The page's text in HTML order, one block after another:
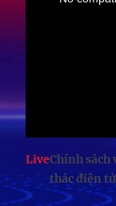
LiveChính
thác điện